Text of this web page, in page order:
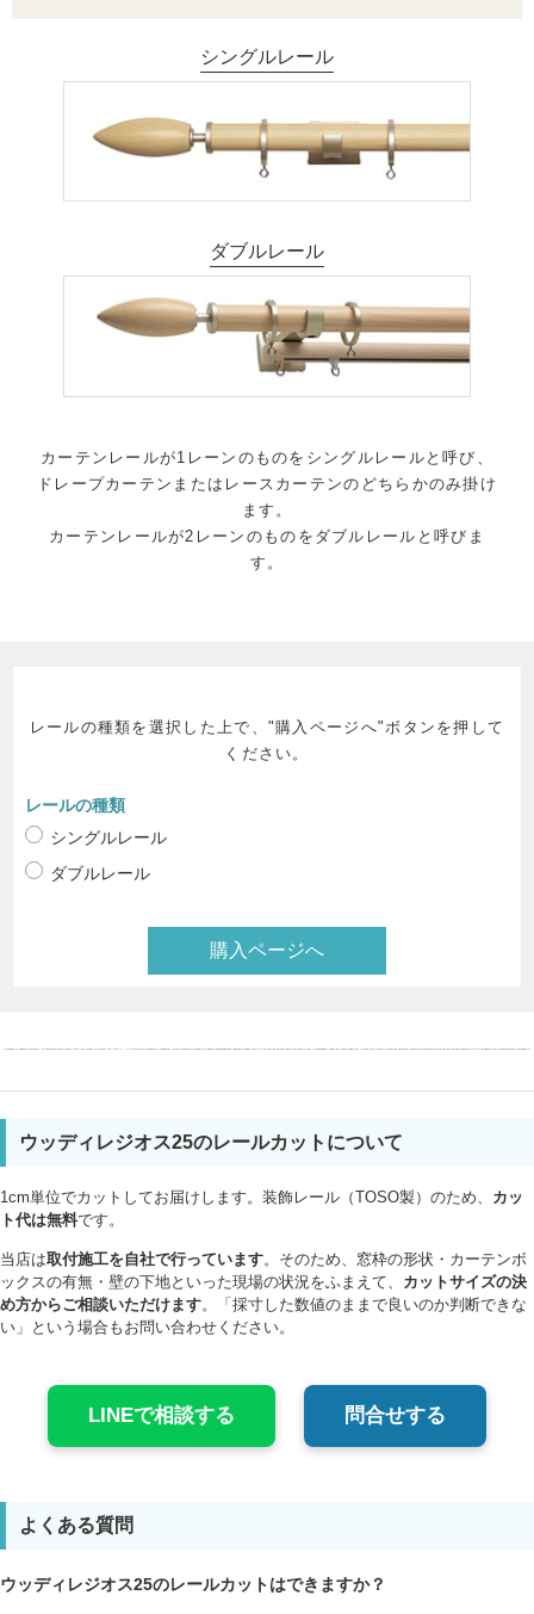
シングルレール
ダブルレール
カーテンレールが1レーンのものをシングルレールと呼び、
ドレープカーテンまたはレースカーテンのどちらかのみ掛け
ます。
カーテンレールが2レーンのものをダブルレールと呼びま
す。
レールの種類を選択した上で、"購入ページへ"ボタンを押して
ください。
レールの種類
シングルレール
ダブルレール
購入ページへ
ウッディレジオス25のレールカットについて
1cm単位でカットしてお届けします。装飾レール（TOSO製）のため、 カッ
ト代は無料です。
当店は取付施工を自社で行っています。そのため、窓枠の形状・カーテンボ
ックスの有無・壁の下地といった現場の状況をふまえて、 カットサイズの決
め方からご相談いただけます。「採寸した数値のままで良いのか判断できな
い」という場合もお問い合わせください。
LINEで相談する 問合せする
よくある質問
ウッディレジオス25のレールカットはできますか？